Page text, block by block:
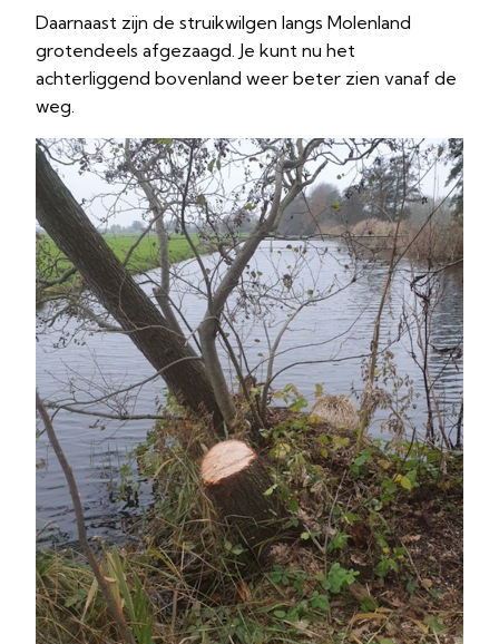
Daarnaast zijn de struikwilgen langs Molenland
grotendeels afgezaagd. Je kunt nu het
achterliggend bovenland weer beter zien vanaf de
weg.